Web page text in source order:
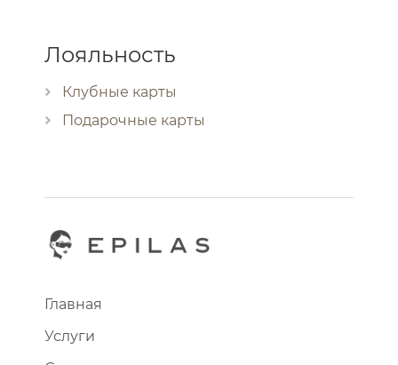
Лояльность
Клубные карты
Подарочные карты
Главная
Услуги